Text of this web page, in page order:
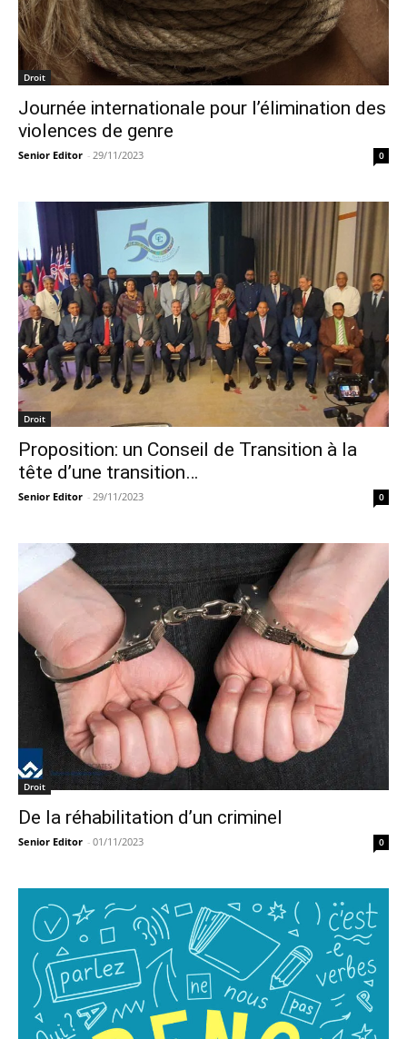
Droit
Journée internationale pour l’élimination des
violences de genre
Senior Editor - 29/11/2023 0
Droit
Proposition: un Conseil de Transition à la
tête d’une transition…
Senior Editor - 29/11/2023 0
Droit
De la réhabilitation d’un criminel
Senior Editor - 01/11/2023 0